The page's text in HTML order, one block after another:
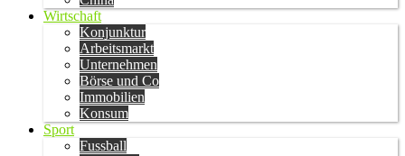
Wirtschaft
Konjunktur
Arbeitsmarkt
Unternehmen
Börse und Co
Immobilien
Konsum
Sport
Fussball